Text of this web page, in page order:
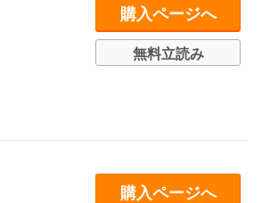
購入ページへ
無料立読み
購入ページへ